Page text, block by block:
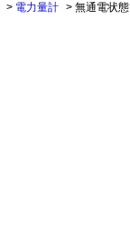
> 電力量計 > 無通電状